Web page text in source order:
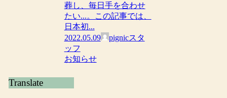
葬し、毎日手を合わせ
たい...。この記事では、
日本初...
2022.05.09
pignicスタ
ッフ
お知らせ
Translate